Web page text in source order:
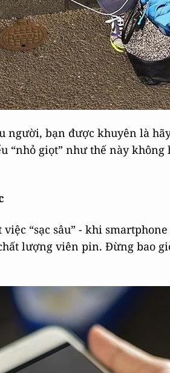
người, bạn được khuyên là
“nhỏ giọt” như thế này
“sạc sâu” - khi
lượng viên pin. Đừng bao